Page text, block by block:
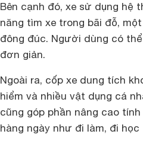
Bên cạnh đó, xe sử dụng hệ
năng tìm xe trong bãi đỗ,
đông đúc. Người dùng có
đơn giản.
Ngoài ra, cốp xe dung tích
hiểm và nhiều vật dụng cá
cũng góp phần nâng cao
hàng ngày như đi làm, đi học